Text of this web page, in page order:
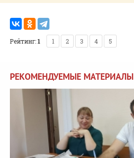
Рейтинг:1 1 2 3 4 5
РЕКОМЕНДУЕМЫЕ МАТЕРИАЛЫ